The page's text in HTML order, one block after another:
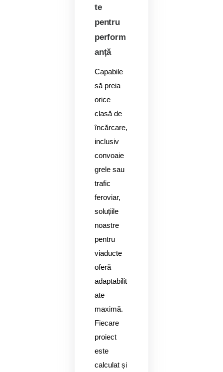
te
pentru
perform
anță
Capabile
să preia
orice
clasă de
încărcare,
inclusiv
convoaie
grele sau
trafic
feroviar,
soluțiile
noastre
pentru
viaducte
oferă
adaptabilit
ate
maximă.
Fiecare
proiect
este
calculat și